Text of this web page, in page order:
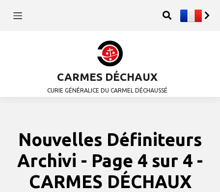
CARMES DÉCHAUX
CURIE GÉNÉRALICE DU CARMEL DÉCHAUSSÉ
Nouvelles Définiteurs
Archivi - Page 4 sur 4 -
CARMES DÉCHAUX